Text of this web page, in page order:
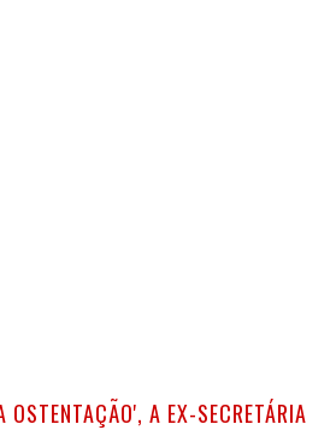
OSTENTAÇÃO', A EX-SECRETÁRIA